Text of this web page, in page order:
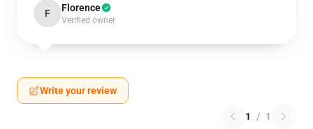
F Florence
Verified owner
Write your review
1 / 1